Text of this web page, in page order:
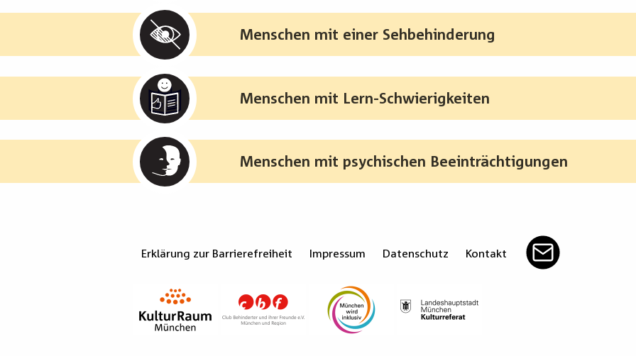
Menschen mit einer Sehbehinderung
Menschen mit Lern-Schwierigkeiten
Menschen mit psychischen Beeinträchtigungen
Erklärung zur Barrierefreiheit Impressum Datenschutz Kontakt